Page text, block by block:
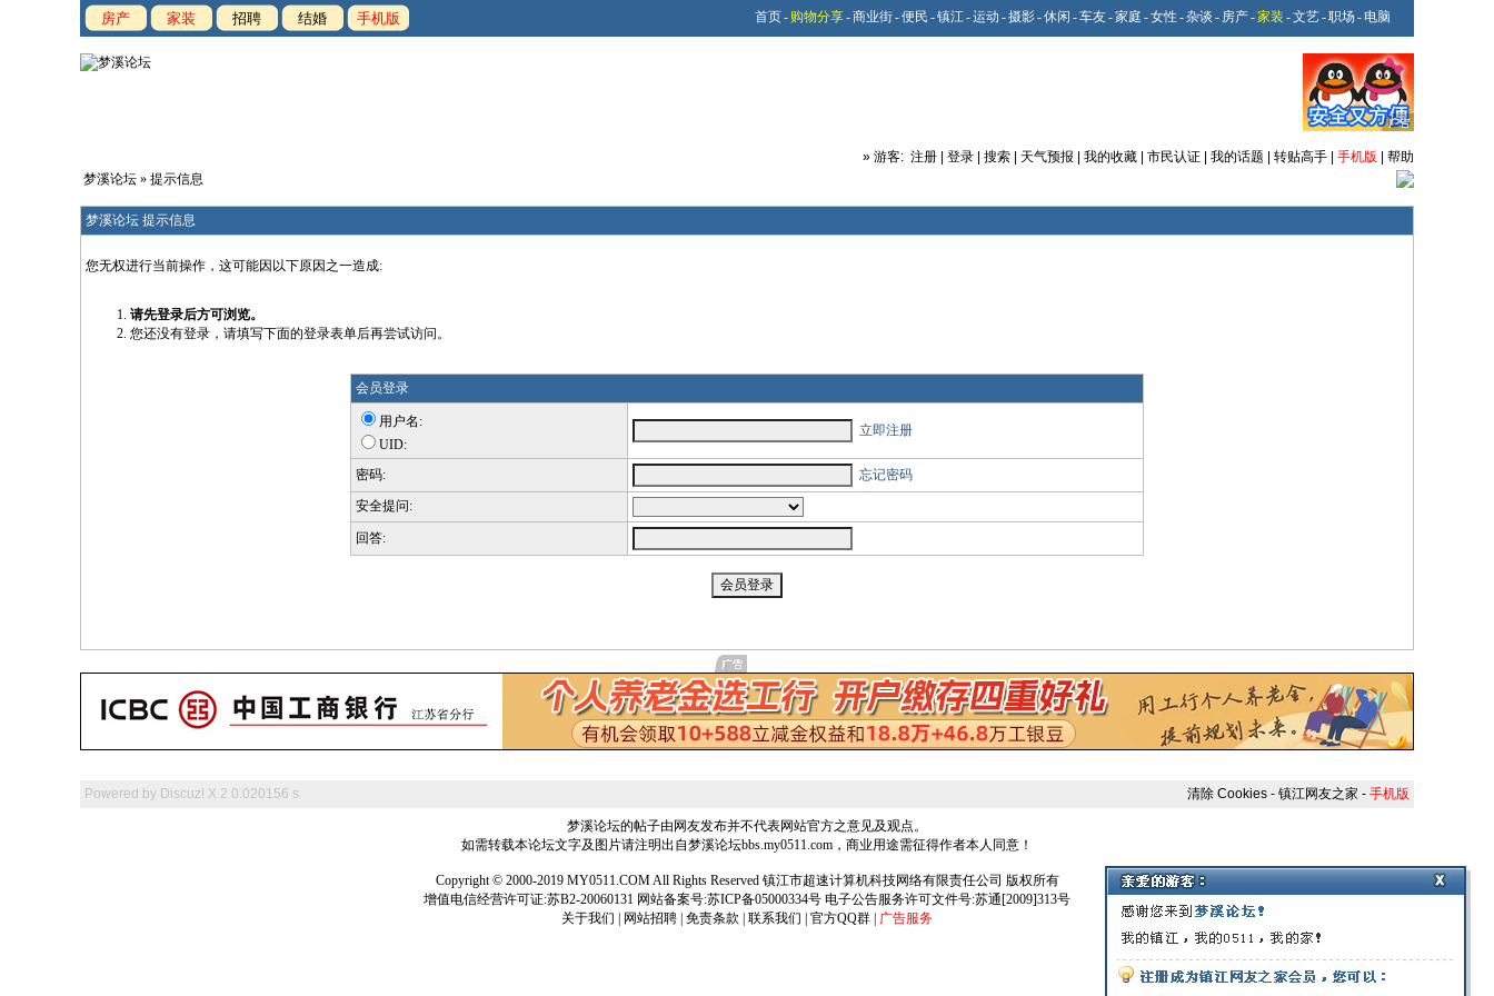
房产 家装 招聘 结婚 手机版 首页- 购物分享-商业街-便民 -镇江-运动 -摄影-休闲 -车友-家庭 -女性 -杂谈 - 房产-家装 -文艺-职场 - 电脑
» 游客: 注册 登录 搜索 天气预报 我的收藏 市民认证 我的话题 转贴高手 手机版
帮助
梦溪论坛 » 提示信息
梦溪论坛 提示信息
您无权进行当前操作，这可能因以下原因之一造成:
请先登录后方可浏览。
您还没有登录，请填写下面的登录表单后再尝试访问。
会员登录
用户名:
UID:
立即注册
密码:
忘记密码
安全提问:
回答:
Powered by Discuz! X 2 0.020156 s 清除 Cookies - 镇江网友之家 - 手机版
梦溪论坛的帖子由网友发布并不代表网站官方之意见及观点。
如需转载本论坛文字及图片请注明出自梦溪论坛bbs.my0511.com，商业用途需征得作者本人同意！
Copyright © 2000-2019 MY0511.COM All Rights Reserved 镇江市超速计算机科技网络有限责任公司 版权所有
增值电信经营许可证:苏B2-20060131 网站备案号:苏ICP备05000334号 电子公告服务许可文件号:苏通[2009]313号
关于我们
网站招聘 免责条款 联系我们 官方QQ群 广告服务